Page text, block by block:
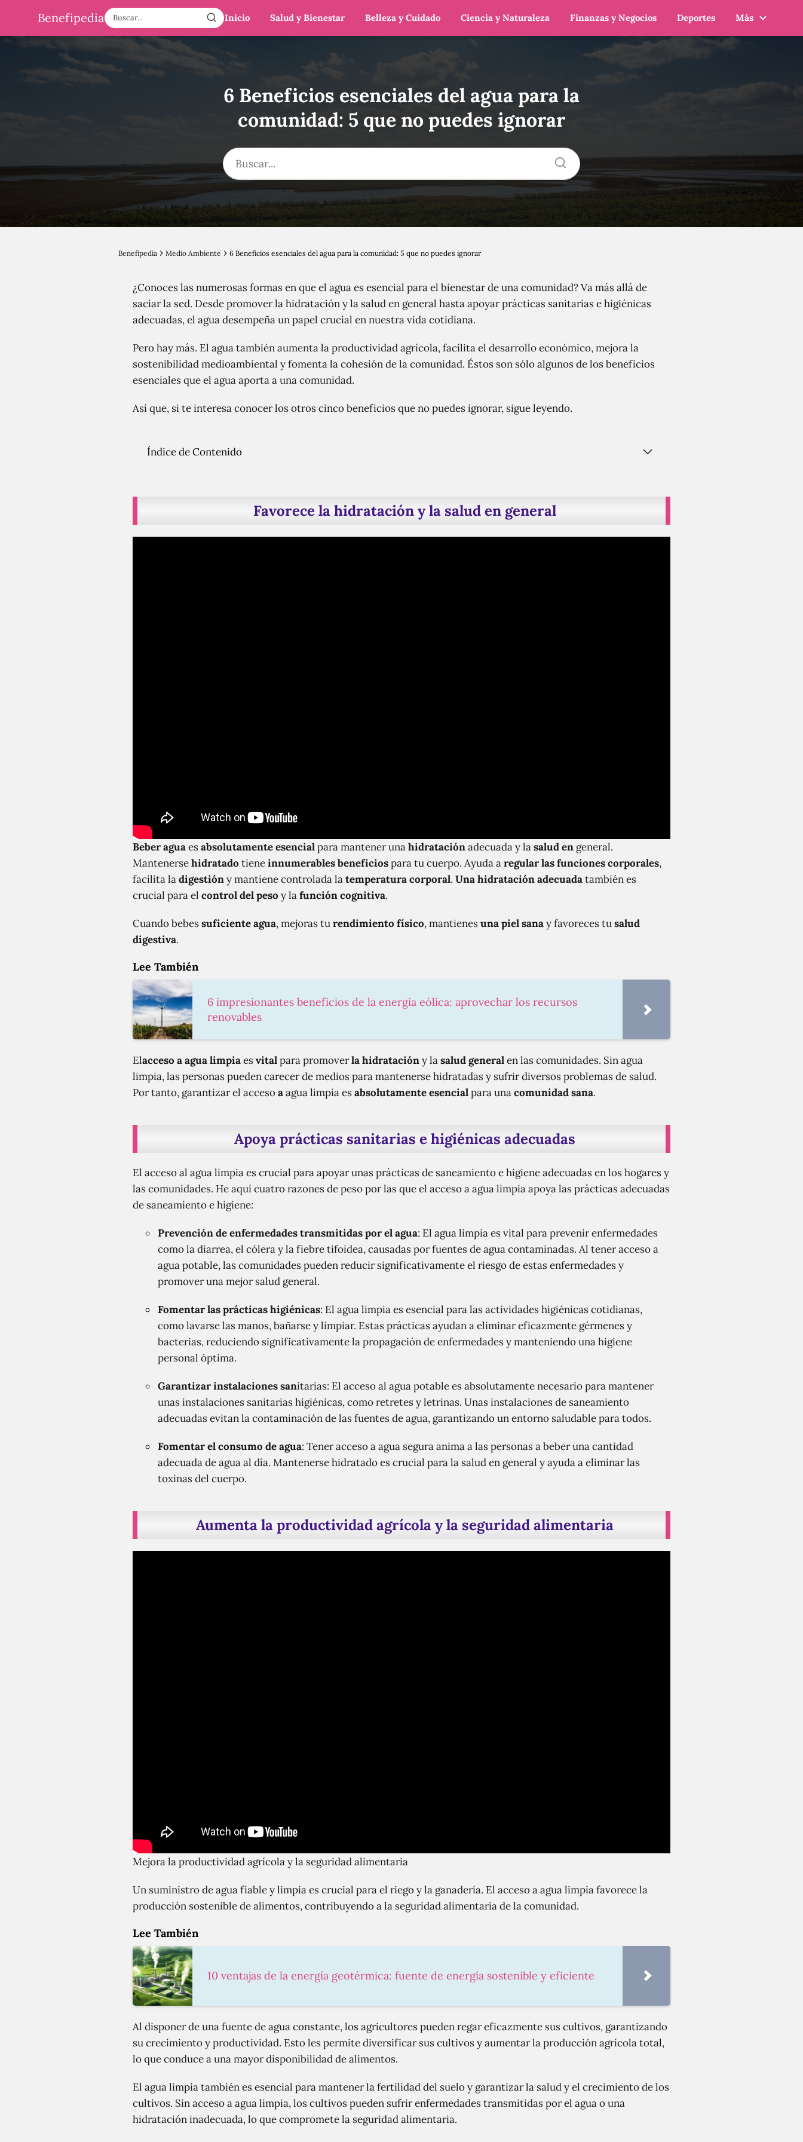
Benefipedia Inicio Salud y Bienestar Belleza y Cuidado Ciencia y Naturaleza Finanzas y Negocios Deportes Más
6 Beneficios esenciales del agua para la
comunidad: 5 que no puedes ignorar
Benefipedia Medio Ambiente 6 Beneficios esenciales del agua para la comunidad: 5 que no puedes ignorar
¿Conoces las numerosas formas en que el agua es esencial para el bienestar de una comunidad? Va más allá de
saciar la sed. Desde promover la hidratación y la salud en general hasta apoyar prácticas sanitarias e higiénicas
adecuadas, el agua desempeña un papel crucial en nuestra vida cotidiana.
Pero hay más. El agua también aumenta la productividad agrícola, facilita el desarrollo económico, mejora la
sostenibilidad medioambiental y fomenta la cohesión de la comunidad. Éstos son sólo algunos de los beneficios
esenciales que el agua aporta a una comunidad.
Así que, si te interesa conocer los otros cinco beneficios que no puedes ignorar, sigue leyendo.
Índice de Contenido
Favorece la hidratación y la salud en general
Beber aguaesabsolutamente esencialpara mantener unahidrataciónadecuada y lasalud en general.
Mantenersehidratado tieneinnumerables beneficiospara tu cuerpo. Ayuda aregular las funciones corporales,
facilita ladigestióny mantiene controlada latemperatura corporal. Una hidratación adecuadatambién es
crucial para el control del peso y lafunción cognitiva.
Cuando bebessuficiente agua, mejoras turendimiento físico, mantienesuna piel sanay favoreces tusalud
digestiva.
Lee También
6 impresionantes beneficios de la energía eólica: aprovechar los recursos
renovables
Elacceso a agua limpiaesvitalpara promoverla hidratacióny lasalud generalen las comunidades. Sin agua
limpia, las personas pueden carecer de medios para mantenerse hidratadas y sufrir diversos problemas de salud.
Por tanto, garantizar el accesoaagua limpia esabsolutamente esencialpara unacomunidad sana.
Apoya prácticas sanitarias e higiénicas adecuadas
El acceso al agua limpia es crucial para apoyar unas prácticas de saneamiento e higiene adecuadas en los hogares y
las comunidades. He aquí cuatro razones de peso por las que el acceso a agua limpia apoya las prácticas adecuadas
de saneamiento e higiene:
Prevención de enfermedades transmitidas por el agua: El agua limpia es vital para prevenir enfermedades
como la diarrea, el cólera y la fiebre tifoidea, causadas por fuentes de agua contaminadas. Al tener acceso a
agua potable, las comunidades pueden reducir significativamente el riesgo de estas enfermedades y
promover una mejor salud general.
Fomentar las prácticas higiénicas: El agua limpia es esencial para las actividades higiénicas cotidianas,
como lavarse las manos, bañarse y limpiar. Estas prácticas ayudan a eliminar eficazmente gérmenes y
bacterias, reduciendo significativamente la propagación de enfermedades y manteniendo una higiene
personal óptima.
Garantizar instalaciones sanitarias: El acceso al agua potable es absolutamente necesario para mantener
unas instalaciones sanitarias higiénicas, como retretes y letrinas. Unas instalaciones de saneamiento
adecuadas evitan la contaminación de las fuentes de agua, garantizando un entorno saludable para todos.
Fomentar el consumo de agua: Tener acceso a agua segura anima a las personas a beber una cantidad
adecuada de agua al día. Mantenerse hidratado es crucial para la salud en general y ayuda a eliminar las
toxinas del cuerpo.
Aumenta la productividad agrícola y la seguridad alimentaria
Mejora la productividad agrícola y la seguridad alimentaria
Un suministro de agua fiable y limpia es crucial para el riego y la ganadería. El acceso a agua limpia favorece la
producción sostenible de alimentos, contribuyendo a la seguridad alimentaria de la comunidad.
Lee También
10 ventajas de la energía geotérmica: fuente de energía sostenible y eficiente
Al disponer de una fuente de agua constante, los agricultores pueden regar eficazmente sus cultivos, garantizando
su crecimiento y productividad. Esto les permite diversificar sus cultivos y aumentar la producción agrícola total,
lo que conduce a una mayor disponibilidad de alimentos.
El agua limpia también es esencial para mantener la fertilidad del suelo y garantizar la salud y el crecimiento de los
cultivos. Sin acceso a agua limpia, los cultivos pueden sufrir enfermedades transmitidas por el agua o una
hidratación inadecuada, lo que compromete la seguridad alimentaria.